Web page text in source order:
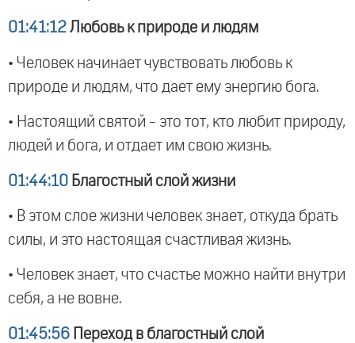
01:41:12 Любовь к природе и людям
• Человек начинает чувствовать любовь к
природе и людям, что дает ему энергию бога.
• Настоящий святой - это тот, кто любит природу,
людей и бога, и отдает им свою жизнь.
01:44:10 Благостный слой жизни
• В этом слое жизни человек знает, откуда брать
силы, и это настоящая счастливая жизнь.
• Человек знает, что счастье можно найти внутри
себя, а не вовне.
01:45:56 Переход в благостный слой